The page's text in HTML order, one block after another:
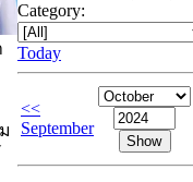
Category:
Today
<<
September